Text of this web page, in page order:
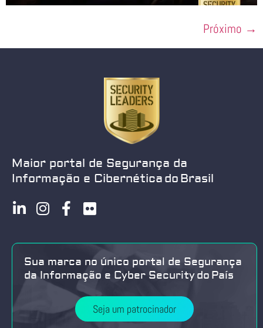
Próximo →
Maior portal de Segurança da
Informação e Cibernética do Brasil
Sua marca no único portal de Segurança
da Informação e Cyber Security do País
Seja um patrocinador